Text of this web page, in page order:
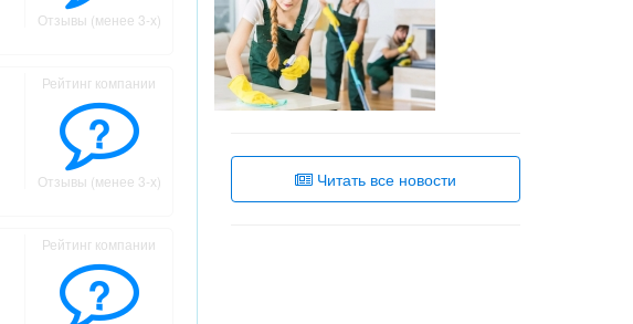
Отзывы (менее 3-х)
Рейтинг компании
?
Отзывы (менее 3-х)
Рейтинг компании
?
Читать все новости